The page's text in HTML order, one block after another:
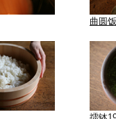
曲圆